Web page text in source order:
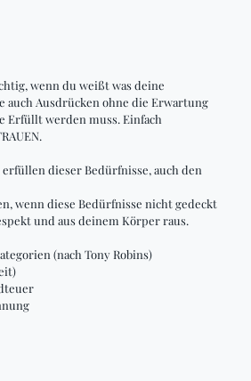
wenn du weißt was deine
auch Ausdrücken ohne die Erwartung
Erfüllt werden muss. Einfach
dieser Bedürfnisse, auch den
wenn diese Bedürfnisse nicht gedeckt
und aus deinem Körper raus.
(nach Tony Robins)